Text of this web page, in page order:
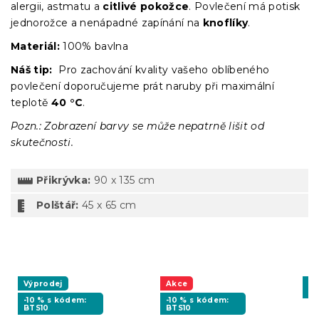
alergii, astmatu a citlivé pokožce. Povlečení má potisk
jednorožce a nenápadné zapínání na knoflíky.
Materiál: 100% bavlna
Náš tip: Pro zachování kvality vašeho oblíbeného
povlečení doporučujeme prát naruby při maximální
teplotě 40 °C.
Pozn.: Zobrazení barvy se může nepatrně lišit od
skutečnosti.
Přikrývka: 90 x 135 cm
Polštář: 45 x 65 cm
Výprodej
-10 % s kódem:
BTS10
Akce
-10 % s kódem:
BTS10